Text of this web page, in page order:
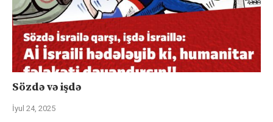
Sözdə və işdə
İyul 24, 2025